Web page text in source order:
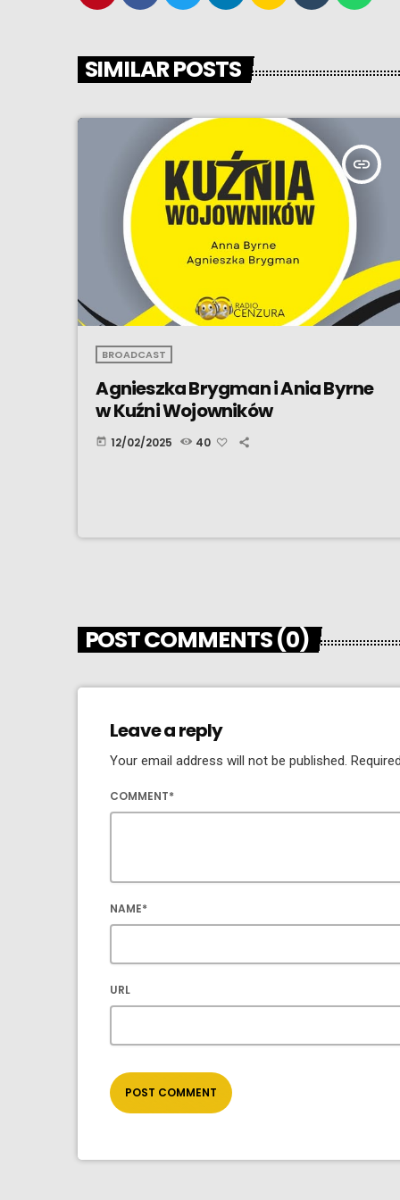
SIMILAR POSTS
insert_link
BROADCAST
Agnieszka Brygman i Ania Byrne
w Kuźni Wojowników
today 12/02/2025 40
POST COMMENTS (0)
Leave a reply
Your email address will not be published.
COMMENT*
NAME*
URL